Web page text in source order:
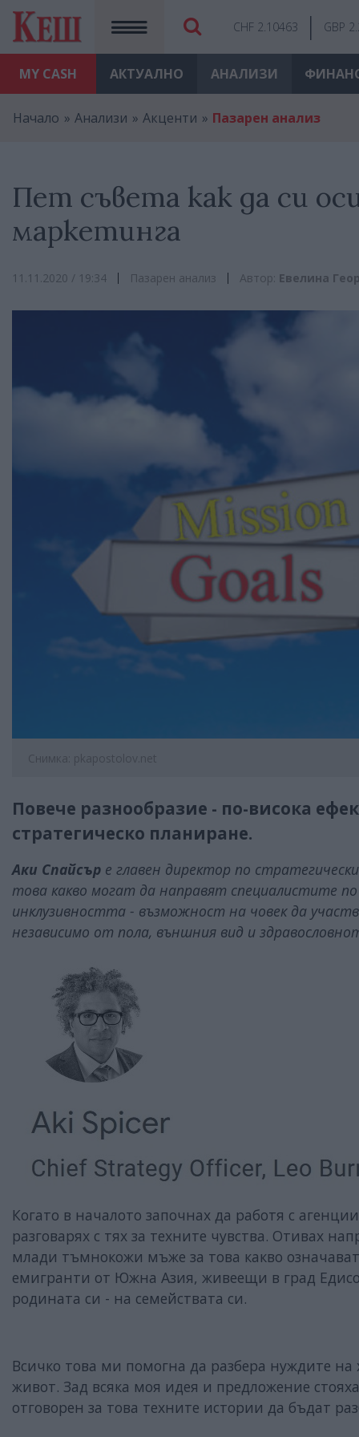
MY CASH
CHF 2.10463 GBP
АКТУАЛНО АНАЛИЗИ
Начало Анализи Акценти Пазарен анализ
Пет съвета как да си
маркетинга
11.11.2020 / 19:34 Пазарен анализ Автор: Евелина
Снимка: pkapostolov.net
Повече разнообразие - по-висока
стратегическо планиране.
Аки Спайсър е главен директор по
това какво могат да направят специалистите
инклузивността - възможност на човек да
независимо от пола, външния вид и
Когато в началото започнах да работя с
разговарях с тях за техните чувства. Отивах
млади тъмнокожи мъже за това какво
емигранти от Южна Азия, живеещи в град
родината си - на семействата си.
Всичко това ми помогна да разбера нуждите на
живот. Зад всяка моя идея и предложение
отговорен за това техните истории да бъдат